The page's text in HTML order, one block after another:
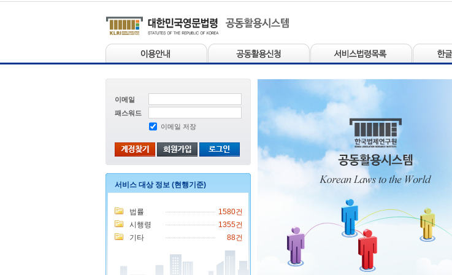
이메일
패스워드
이메일 저장
서비스 대상 정보 (현행기준)
법률
1580건
시행령
1355건
기타
88건